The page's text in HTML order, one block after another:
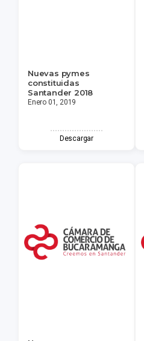
Nuevas pymes
constituidas
Santander 2018
Enero 01, 2019
Descargar